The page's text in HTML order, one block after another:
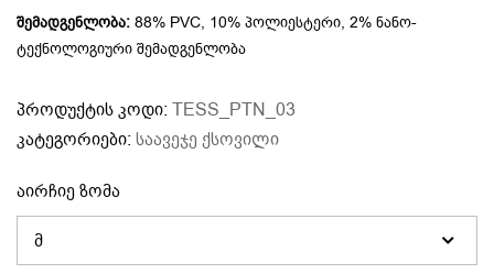
შემადგენლობა: 88% PVC, 10% პოლიესტერი, 2% ნანო-
ტექნოლოგიური შემადგენლობა
პროდუქტის კოდი: TESS_PTN_03
კატეგორიები: საავეჯე ქსოვილი
აირჩიე ზომა